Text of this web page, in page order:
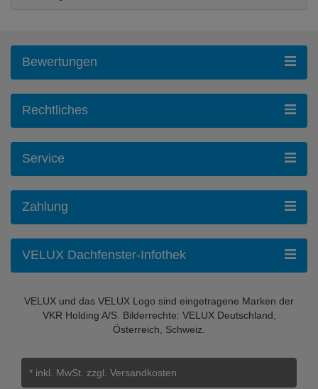
Bewertungen
Rechtliches
Service
Zahlung
VELUX Dachfenster-Infothek
VELUX und das VELUX Logo sind eingetragene Marken der
VKR Holding A/S. Bilderrechte: VELUX Deutschland,
Österreich, Schweiz.
* inkl. MwSt. zzgl. Versandkosten